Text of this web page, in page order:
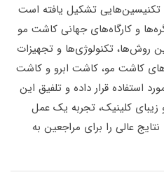
تکنیسین‌هایی تشکیل یافته است
و کارگاه‌های جهانی کاشت مو
روش‌ها، تکنولوژی‌ها و تجهیزات
کاشت مو، کاشت ابرو و کاشت
استفاده قرار داده و تلفیق این
زیبای کلینیک، تجربه یک عمل
عالی را برای مراجعین به